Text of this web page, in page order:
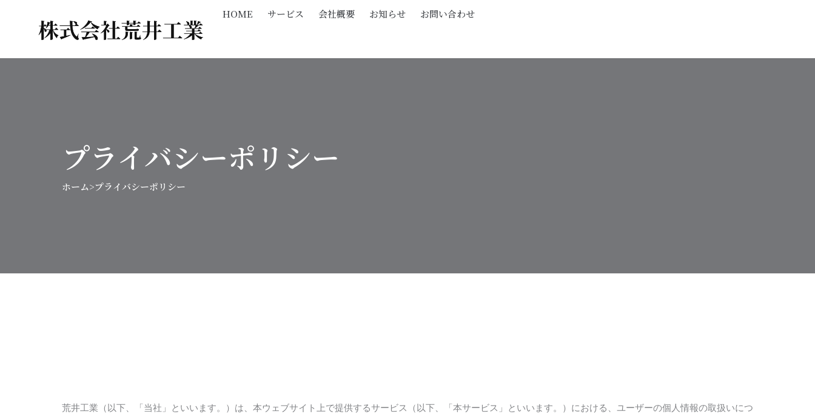
HOME サービス 会社概要 お知らせ お問い合わせ
プライバシーポリシー
ホーム>プライバシーポリシー
荒井工業（以下、「当社」といいます。）は、本ウェブサイト上で提供するサービス（以下、「本サービス」といいます。）における、ユーザーの個人情報の取扱いにつ